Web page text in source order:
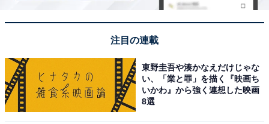
注目の連載
東野圭吾や湊かなえだけじゃな
い、「業と罪」を描く『映画ち
いかわ』から強く連想した映画
8選